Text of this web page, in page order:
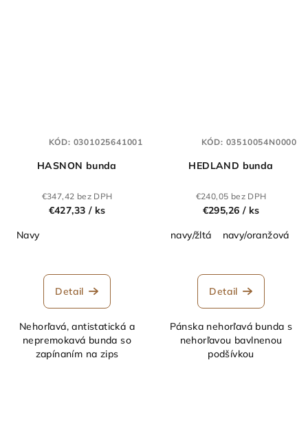
HASNON bunda
€347,42 bez DPH
€427,33 / ks
Navy
Detail
Nehorľavá, antistatická a
nepremokavá bunda so
zapínaním na zips
KÓD: 0301025641001
HEDLAND bunda
€240,05 bez DPH
€295,26 / ks
navy/žltá
navy/oranžová
Detail
Pánska nehorľavá bunda s
nehorľavou bavlnenou
podšívkou
KÓD: 03510054N0000